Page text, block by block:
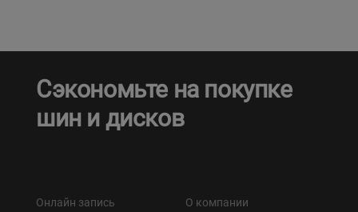
Сэкономьте на покупке
шин и дисков
Онлайн запись
О компании